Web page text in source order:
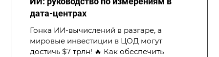
дата-центрах
Гонка ИИ-вычислений в разгаре, а
мировые инвестиции в ЦОД могут
достичь $7 трлн! 🔥 Как обеспечить